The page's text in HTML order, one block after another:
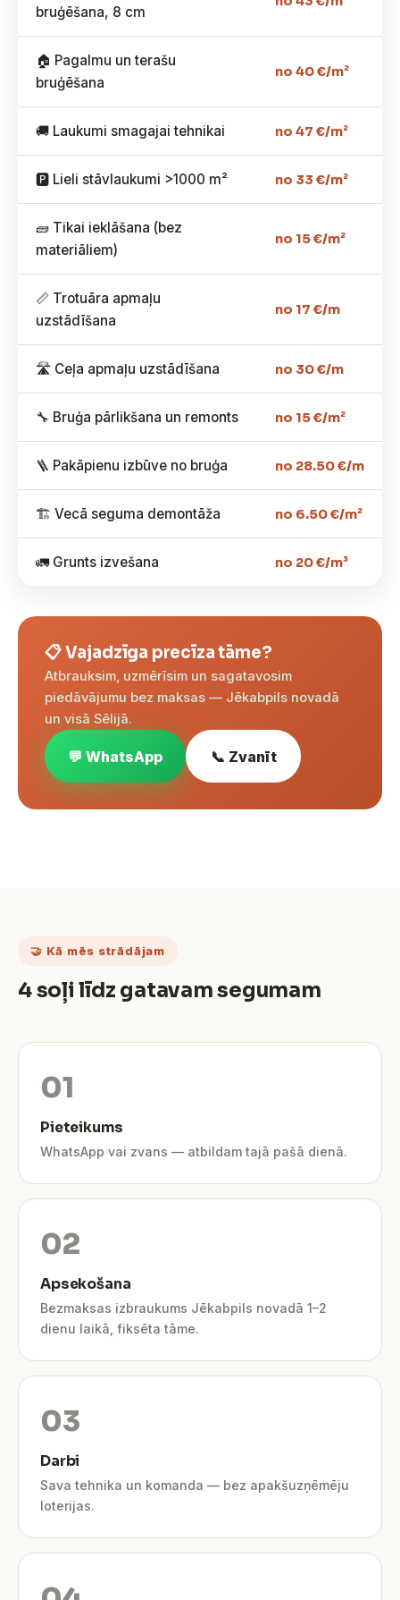
bruģēšana, 8 cm
🏠 Pagalmu un terašu
bruģēšana
no 40 €/m²
🚚 Laukumi smagajai tehnikai no 47 €/m²
🅿️ Lieli stāvlaukumi >1000 m² no 33 €/m²
🧱 Tikai ieklāšana (bez
materiāliem)
no 15 €/m²
📏 Trotuāra apmaļu
uzstādīšana
no 17 €/m
🛣️ Ceļa apmaļu uzstādīšana no 30 €/m
🔧 Bruģa pārlikšana un remonts no 15 €/m²
🪜 Pakāpienu izbūve no bruģa no 28.50 €/m
🏗️ Vecā seguma demontāža no 6.50 €/m²
🚛 Grunts izvešana no 20 €/m³
📋 Vajadzīga precīza tāme?
Atbrauksim, uzmērīsim un sagatavosim
piedāvājumu bez maksas — Jēkabpils novadā
un visā Sēlijā.
💬 WhatsApp 📞 Zvanīt
🤝 Kā mēs strādājam
4 soļi līdz gatavam segumam
Pieteikums
WhatsApp vai zvans — atbildam tajā pašā dienā.
Apsekošana
Bezmaksas izbraukums Jēkabpils novadā 1–2
dienu laikā, fiksēta tāme.
Darbi
Sava tehnika un komanda — bez apakšuzņēmēju
loterijas.